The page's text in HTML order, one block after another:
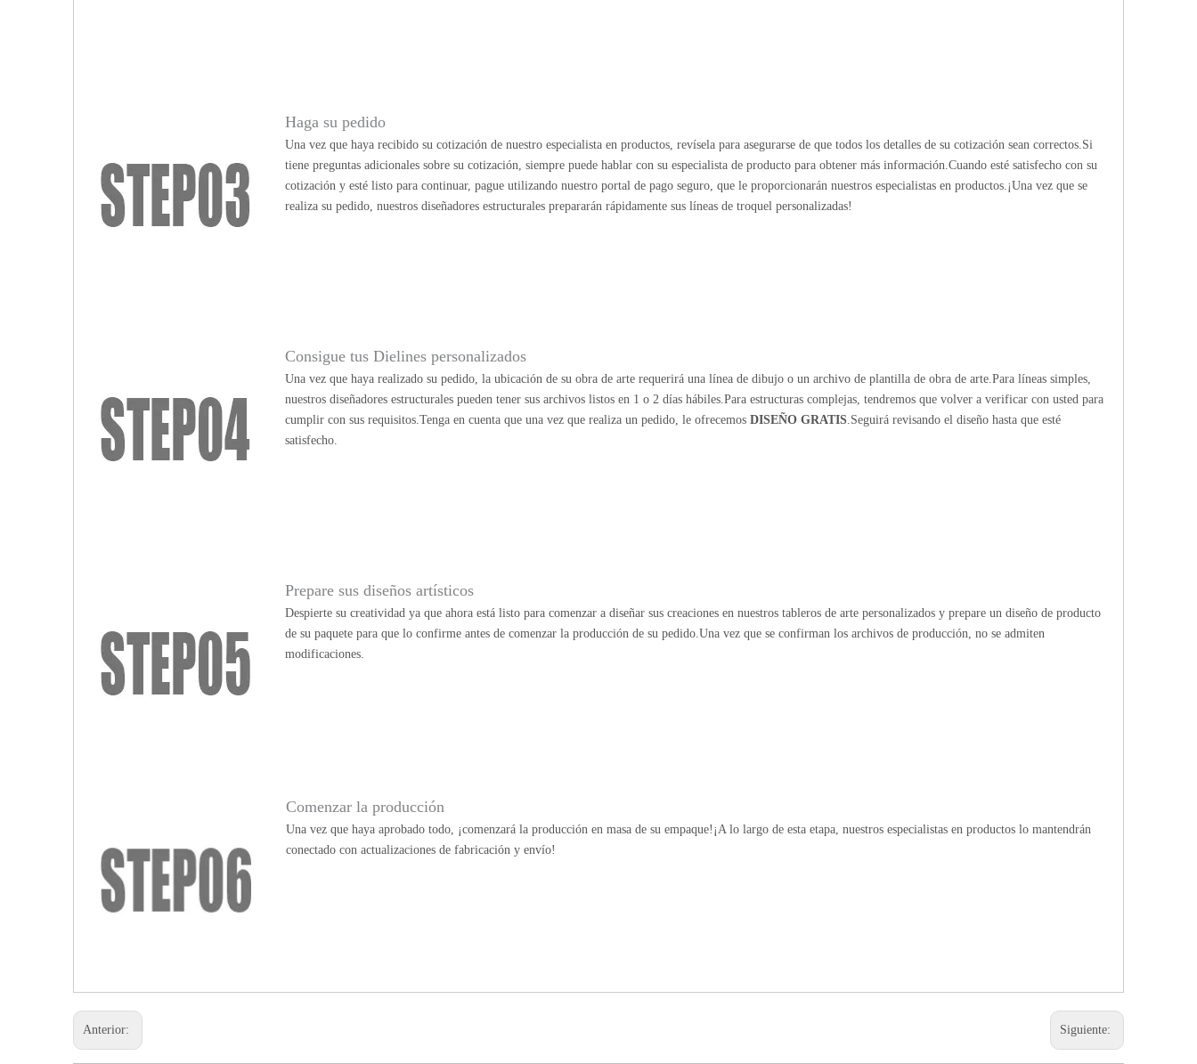
Haga su pedido
Una vez que haya recibido su cotización de nuestro especialista en productos, revísela para asegurarse de que todos los detalles de su cotización sean correctos.Si
tiene preguntas adicionales sobre su cotización, siempre puede hablar con su especialista de producto para obtener más información.Cuando esté satisfecho con su
cotización y esté listo para continuar, pague utilizando nuestro portal de pago seguro, que le proporcionarán nuestros especialistas en productos.¡Una vez que se
realiza su pedido, nuestros diseñadores estructurales prepararán rápidamente sus líneas de troquel personalizadas!
Consigue tus Dielines personalizados
Una vez que haya realizado su pedido, la ubicación de su obra de arte requerirá una línea de dibujo o un archivo de plantilla de obra de arte.Para líneas simples,
nuestros diseñadores estructurales pueden tener sus archivos listos en 1 o 2 días hábiles.Para estructuras complejas, tendremos que volver a verificar con usted para
cumplir con sus requisitos.Tenga en cuenta que una vez que realiza un pedido, le ofrecemosDISEÑO GRATIS .Seguirá revisando el diseño hasta que esté
satisfecho.
Prepare sus diseños artísticos
Despierte su creatividad ya que ahora está listo para comenzar a diseñar sus creaciones en nuestros tableros de arte personalizados y prepare un diseño de producto
de su paquete para que lo confirme antes de comenzar la producción de su pedido.Una vez que se confirman los archivos de producción, no se admiten
modificaciones.
Comenzar la producción
Una vez que haya aprobado todo, ¡comenzará la producción en masa de su empaque!¡A lo largo de esta etapa, nuestros especialistas en productos lo mantendrán
conectado con actualizaciones de fabricación y envío!
Anterior: Siguiente: